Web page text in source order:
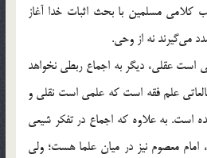
مسلمين با بحث اثبات خدا آغاز
مي‌گيرند نه از وحي.
است عقلي، ديگر به اجماع ربطي نخواهد
علم فقه است كه علمي است نقلي و
است. به علاوه كه اجماع در تفكر شيعي
امام معصوم نيز در ميان علما هست؛ ولي